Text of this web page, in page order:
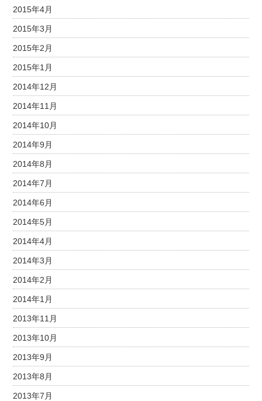
2015年4月
2015年3月
2015年2月
2015年1月
2014年12月
2014年11月
2014年10月
2014年9月
2014年8月
2014年7月
2014年6月
2014年5月
2014年4月
2014年3月
2014年2月
2014年1月
2013年11月
2013年10月
2013年9月
2013年8月
2013年7月